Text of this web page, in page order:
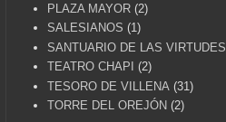
PLAZA MAYOR (2)
SALESIANOS (1)
SANTUARIO DE LAS VIRTUDES
TEATRO CHAPI
(2)
TESORO DE VILLENA (31)
TORRE DEL OREJÓN (2)